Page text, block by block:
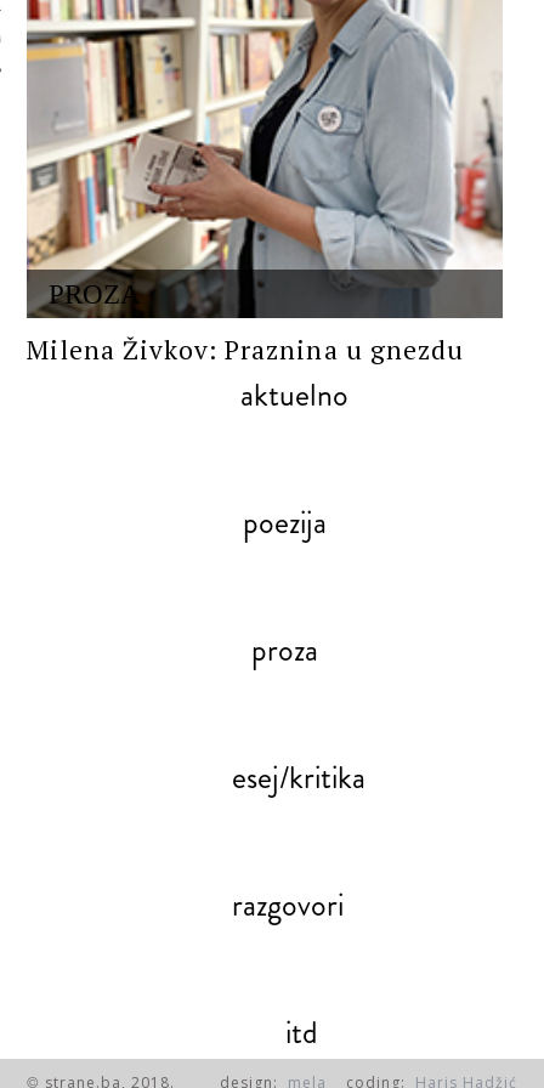
PROZA
Milena Živkov: Praznina u gnezdu
aktuelno
poezija
proza
esej/kritika
razgovori
itd
© strane.ba, 2018. design: mela coding: Haris Hadžić